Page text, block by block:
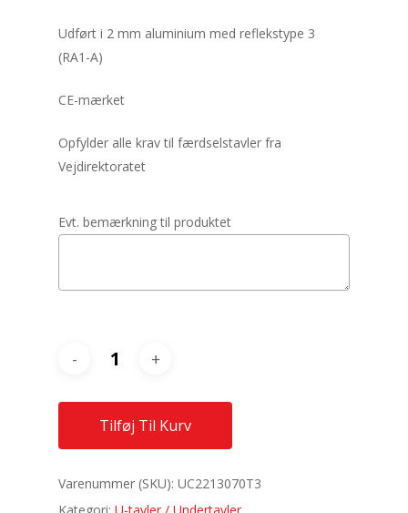
Udført i 2 mm aluminium med reflekstype 3
(RA1-A)
CE-mærket
Opfylder alle krav til færdselstavler fra
Vejdirektoratet
Evt. bemærkning til produktet
Tilføj Til Kurv
Varenummer (SKU): UC2213070T3